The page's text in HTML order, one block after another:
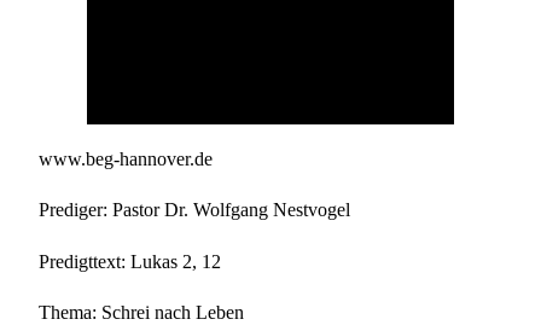
www.beg-hannover.de
Prediger: Pastor Dr. Wolfgang Nestvogel
Predigttext: Lukas 2, 12
Thema: Schrei nach Leben